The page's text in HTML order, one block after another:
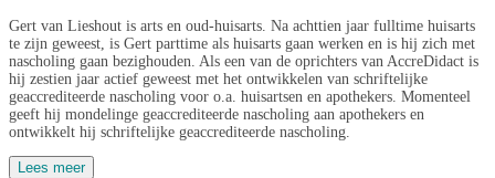
Gert van Lieshout is arts en oud-huisarts. Na achttien jaar fulltime huisarts
te zijn geweest, is Gert parttime als huisarts gaan werken en is hij zich met
nascholing gaan bezighouden. Als een van de oprichters van AccreDidact is
hij zestien jaar actief geweest met het ontwikkelen van schriftelijke
geaccrediteerde nascholing voor o.a. huisartsen en apothekers. Momenteel
geeft hij mondelinge geaccrediteerde nascholing aan apothekers en
ontwikkelt hij schriftelijke geaccrediteerde nascholing.
Lees meer